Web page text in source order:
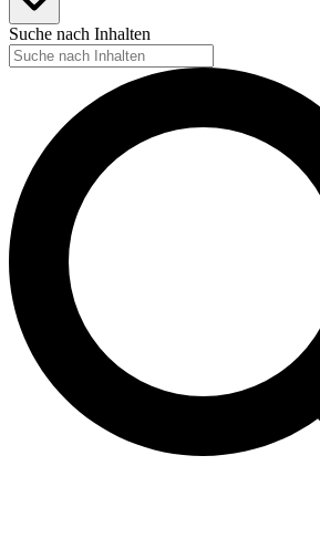
Suche nach Inhalten